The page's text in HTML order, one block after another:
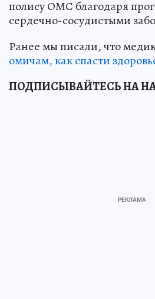
полису ОМС благодаря
сердечно-сосудистыми
Ранее мы писали, что
омичам, как спасти
ПОДПИСЫВАЙТЕСЬ НА